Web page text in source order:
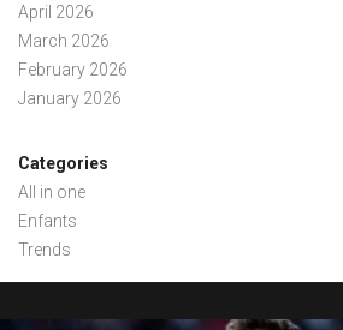
April 2026
March 2026
February 2026
January 2026
Categories
All in one
Enfants
Trends